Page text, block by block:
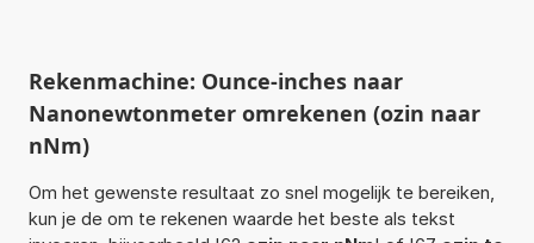
Rekenmachine: Ounce-inches naar
Nanonewtonmeter omrekenen (ozin naar
nNm)
Om het gewenste resultaat zo snel mogelijk te bereiken,
kun je de om te rekenen waarde het beste als tekst